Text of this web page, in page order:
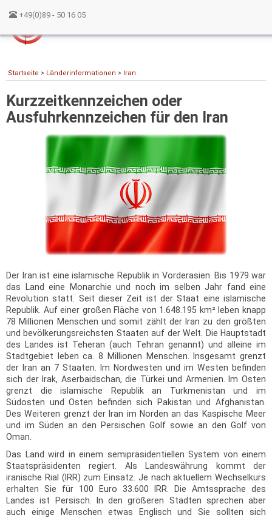
+49(0)89 - 50 16 05
Startseite > Länderinformationen > Iran
Kurzzeitkennzeichen oder
Ausfuhrkennzeichen für den Iran
Der Iran ist eine islamische Republik in Vorderasien. Bis 1979 war
das Land eine Monarchie und noch im selben Jahr fand eine
Revolution statt. Seit dieser Zeit ist der Staat eine islamische
Republik. Auf einer großen Fläche von 1.648.195 km² leben knapp
78 Millionen Menschen und somit zählt der Iran zu den größten
und bevölkerungsreichsten Staaten auf der Welt. Die Hauptstadt
des Landes ist Teheran (auch Tehran genannt) und alleine im
Stadtgebiet leben ca. 8 Millionen Menschen. Insgesamt grenzt
der Iran an 7 Staaten. Im Nordwesten und im Westen befinden
sich der Irak, Aserbaidschan, die Türkei und Armenien. Im Osten
grenzt die islamische Republik an Turkmenistan und im
Südosten und Osten befinden sich Pakistan und Afghanistan.
Des Weiteren grenzt der Iran im Norden an das Kaspische Meer
und im Süden an den Persischen Golf sowie an den Golf von
Oman.
Das Land wird in einem semipräsidentiellen System von einem
Staatspräsidenten regiert. Als Landeswährung kommt der
iranische Rial (IRR) zum Einsatz. Je nach aktuellem Wechselkurs
erhalten Sie für 100 Euro 33.600 IRR. Die Amtssprache des
Landes ist Persisch. In den größeren Städten sprechen aber
auch einige Menschen etwas Englisch und Sie sollten sich